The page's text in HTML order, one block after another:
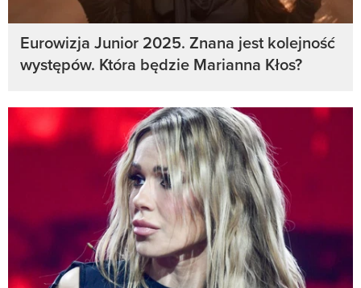
Eurowizja Junior 2025. Znana jest kolejność
występów. Która będzie Marianna Kłos?